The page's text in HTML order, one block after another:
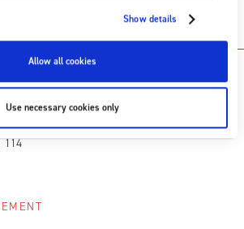
Show details
Allow all cookies
Use necessary cookies only
Bampton, Devon, EX16 9DN, UK
114